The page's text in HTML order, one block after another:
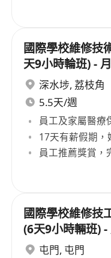
國際學校維修技
天9小時輪班) -
深水埗, 荔枝角
5.5天/週
員工及家屬醫療
17天有薪假期
員工推薦獎賞，
國際學校維修技
(6天9小時輛班)
屯門, 屯門